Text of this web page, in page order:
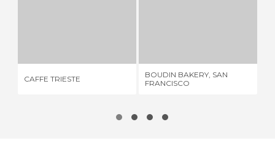
CAFFE TRIESTE
BOUDIN BAKERY, SAN
FRANCISCO